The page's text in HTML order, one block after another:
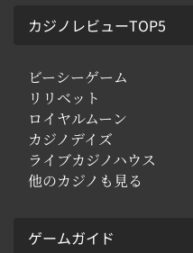
カジノレビューTOP5
ビーシーゲーム
リリベット
ロイヤルムーン
カジノデイズ
ライブカジノハウス
他のカジノも見る
ゲームガイド